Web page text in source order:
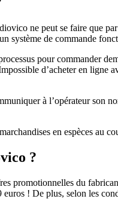
ne peut se faire que
système de commande
pour commander
d’acheter en ligne
à l’opérateur son
en espèces au
?
promotionnelles du
! De plus, selon les